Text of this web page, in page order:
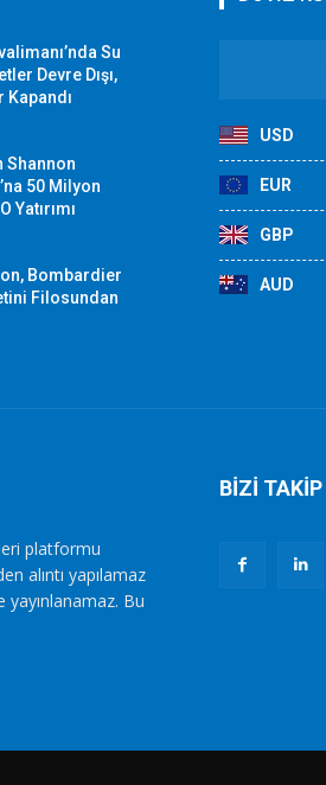
Su
Devre Dışı,
Kapandı
Shannon
50 Milyon
Yatırımı
Bombardier
Filosundan
USD
EUR
GBP
AUD
platformu
alıntı yapılamaz
Bu
BİZİ